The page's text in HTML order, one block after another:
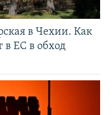
в Чехии. Как
в ЕС в обход